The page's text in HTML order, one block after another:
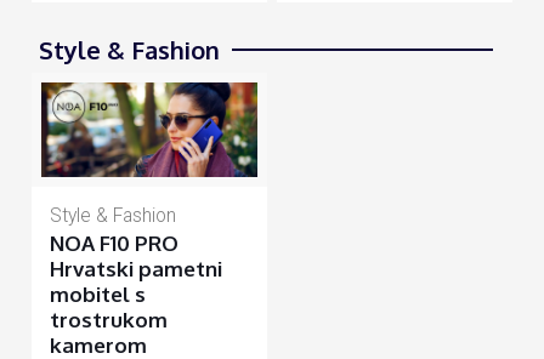
Style & Fashion
Style & Fashion
NOA F10 PRO
Hrvatski pametni
mobitel s
trostrukom
kamerom